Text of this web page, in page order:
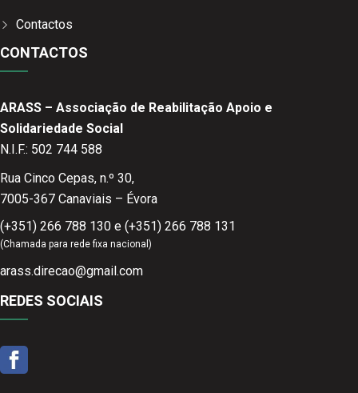
Contactos
CONTACTOS
ARASS – Associação de Reabilitação Apoio e
Solidariedade Social
N.I.F.: 502 744 588
Rua Cinco Cepas, n.º 30,
7005-367 Canaviais – Évora
(+351) 266 788 130 e (+351) 266 788 131
(Chamada para rede fixa nacional)
arass.direcao@gmail.com
REDES SOCIAIS